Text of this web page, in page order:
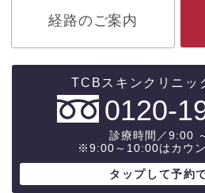
経路のご案内
0120-
診療時間／9:00
※9:00～10:00はカウ